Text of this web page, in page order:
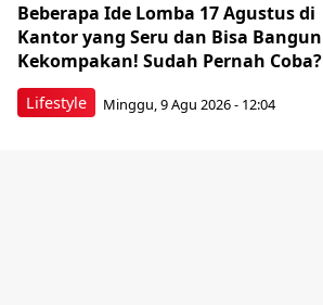
Lifestyle
Beberapa Ide Lomba 17 Agustus di
Kantor yang Seru dan Bisa Bangun
Kekompakan! Sudah Pernah Coba?
Minggu, 9 Agu 2026 - 12:04